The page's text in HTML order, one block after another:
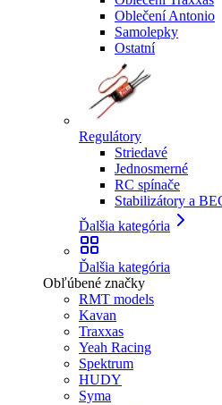
Oblečení Antonio
Samolepky
Ostatní
Regulátory
Striedavé
Jednosmerné
RC spínače
Stabilizátory a
Ďalšia kategória
Ďalšia kategória
Obľúbené značky
RMT models
Kavan
Traxxas
Yeah Racing
Spektrum
HUDY
Syma